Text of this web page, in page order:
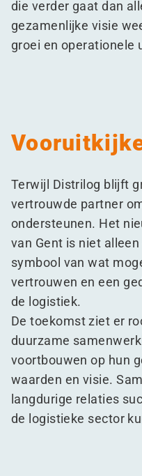
die verder gaat dan
gezamenlijke visie
groei en operationele
Terwijl Distrilog blijft
vertrouwde partner
ondersteunen. Het
van Gent is niet
symbool van wat
vertrouwen en een
de logistiek.
De toekomst ziet er
duurzame
voortbouwen op hun
waarden en visie.
langdurige relaties
de logistieke sector